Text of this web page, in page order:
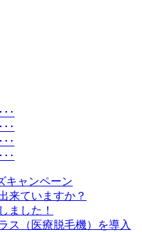
･
･
･
･
キャンペーン
来ていますか？
ました！
ス（医療脱毛機）を導入